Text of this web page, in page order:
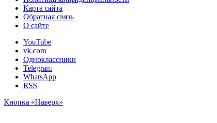
Карта сайта
Обратная связь
О сайте
YouTube
vk.com
Одноклассники
Telegram
WhatsApp
RSS
Кнопка «Наверх»